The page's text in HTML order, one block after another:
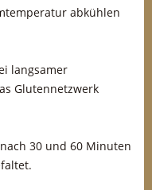
abkühlen
langsamer
Glutennetzwerk
30 und 60 Minuten